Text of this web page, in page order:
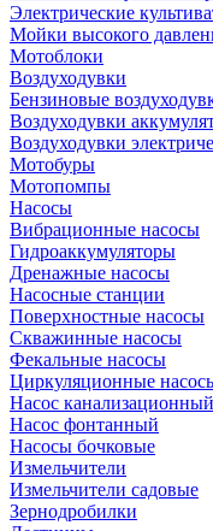
Электрические
Мойки высокого
Мотоблоки
Воздуходувки
Бензиновые
Воздуходувки
Воздуходувки
Мотобуры
Мотопомпы
Насосы
Вибрационные насосы
Гидроаккумуляторы
Дренажные насосы
Насосные станции
Поверхностные насосы
Скважинные насосы
Фекальные насосы
Циркуляционные
Насос канализационный
Насос фонтанный
Насосы бочковые
Измельчители
Измельчители садовые
Зернодробилки